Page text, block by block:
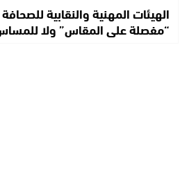
الهيئات المهنية والنقابية
“مفصلة على المقاس” ولا